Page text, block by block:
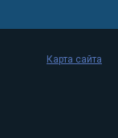
Карта сайта